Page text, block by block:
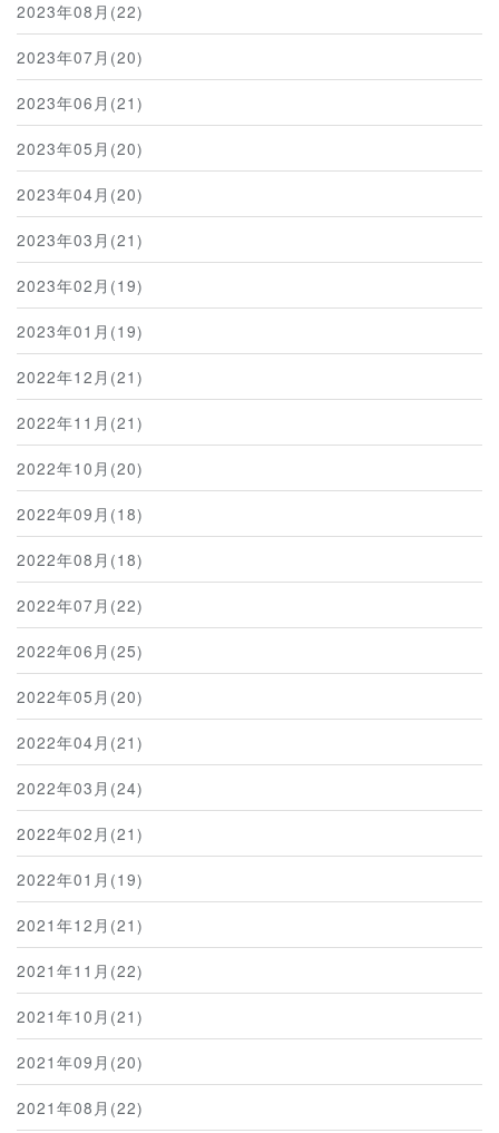
2023年08月(22)
2023年07月(20)
2023年06月(21)
2023年05月(20)
2023年04月(20)
2023年03月(21)
2023年02月(19)
2023年01月(19)
2022年12月(21)
2022年11月(21)
2022年10月(20)
2022年09月(18)
2022年08月(18)
2022年07月(22)
2022年06月(25)
2022年05月(20)
2022年04月(21)
2022年03月(24)
2022年02月(21)
2022年01月(19)
2021年12月(21)
2021年11月(22)
2021年10月(21)
2021年09月(20)
2021年08月(22)